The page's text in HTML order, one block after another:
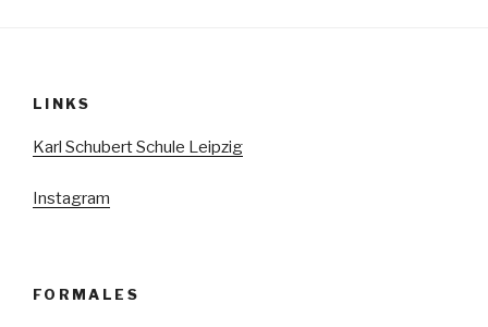
LINKS
Karl Schubert Schule Leipzig
Instagram
FORMALES